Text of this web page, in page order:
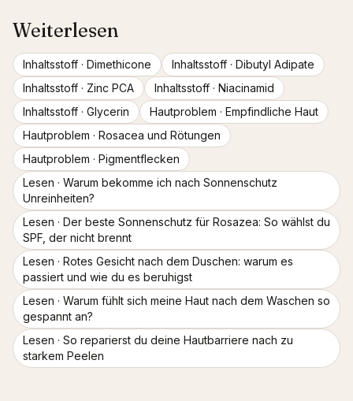
Weiterlesen
Inhaltsstoff · Dimethicone Inhaltsstoff · Dibutyl Adipate
Inhaltsstoff · Zinc PCA Inhaltsstoff · Niacinamid
Inhaltsstoff · Glycerin Hautproblem · Empfindliche Haut
Hautproblem · Rosacea und Rötungen
Hautproblem · Pigmentflecken
Lesen · Warum bekomme ich nach Sonnenschutz
Unreinheiten?
Lesen · Der beste Sonnenschutz für Rosazea: So wählst du
SPF, der nicht brennt
Lesen · Rotes Gesicht nach dem Duschen: warum es
passiert und wie du es beruhigst
Lesen · Warum fühlt sich meine Haut nach dem Waschen so
gespannt an?
Lesen · So reparierst du deine Hautbarriere nach zu
starkem Peelen